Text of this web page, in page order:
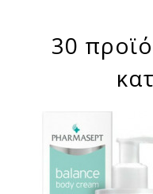
30